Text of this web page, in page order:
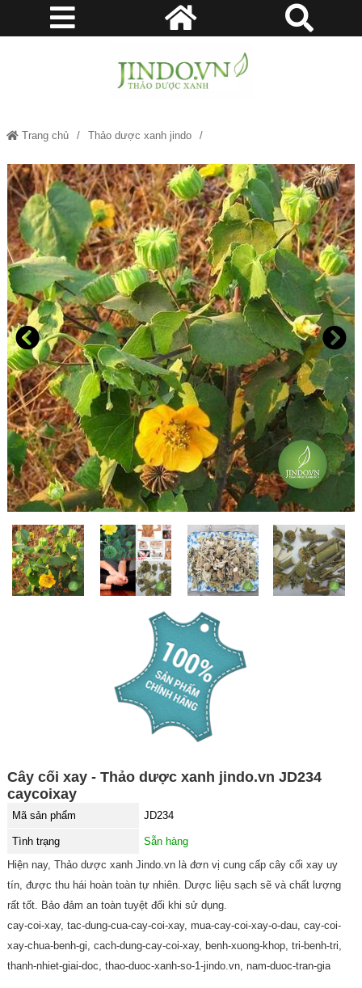
Trang chủ Thảo dược xanh jindo
Cây cối xay - Thảo dược xanh jindo.vn JD234 caycoixay
Cây cối xay - Thảo dược xanh jindo.vn JD234
caycoixay
Mã sản phẩm JD234
Tình trạng
Sẵn hàng
Hiện nay, Thảo dược xanh Jindo.vn là đơn vị cung cấp cây cối xay uy
tín, được thu hái hoàn toàn tự nhiên. Dược liệu sạch sẽ và chất lượng
rất tốt. Bảo đảm an toàn tuyệt đối khi sử dụng.
cay-coi-xay, tac-dung-cua-cay-coi-xay, mua-cay-coi-xay-o-dau, cay-coi-
xay-chua-benh-gi, cach-dung-cay-coi-xay, benh-xuong-khop, tri-benh-tri,
thanh-nhiet-giai-doc, thao-duoc-xanh-so-1-jindo.vn, nam-duoc-tran-gia